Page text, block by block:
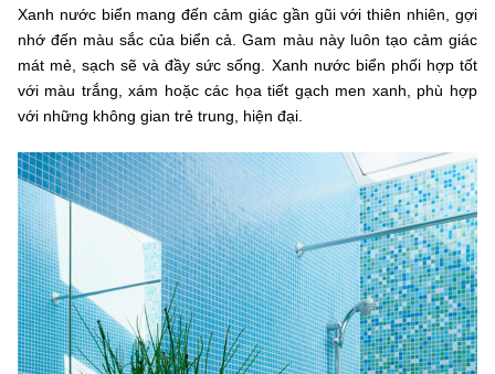
Xanh nước biển mang đến cảm giác gần gũi với thiên nhiên, gợi
nhớ đến màu sắc của biển cả. Gam màu này luôn tạo cảm giác
mát mẻ, sạch sẽ và đầy sức sống. Xanh nước biển phối hợp tốt
với màu trắng, xám hoặc các họa tiết gạch men xanh, phù hợp
với những không gian trẻ trung, hiện đại.